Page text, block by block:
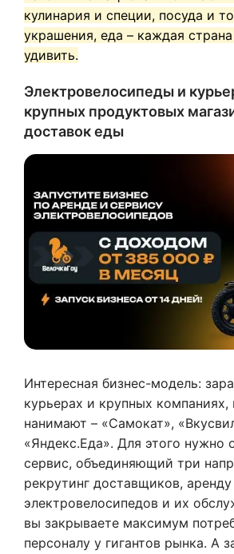
кулинария и специи, посуда и
украшения, еда – каждая
удивить.
Электровелосипеды и
крупных продуктовых
доставок еды
Интересная бизнес-модель:
курьерах и крупных компаниях,
нанимают – «Самокат»,
«Яндекс.Еда». Для этого нужно
сервис, объединяющий три
рекрутинг доставщиков, аренду
электровелосипедов и их
вы закрываете максимум
персоналу у гигантов рынка. А